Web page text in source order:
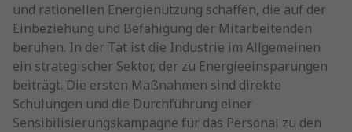
und rationellen Energienutzung schaffen, die auf der
Einbeziehung und Befähigung der Mitarbeitenden
beruhen. In der Tat ist die Industrie im Allgemeinen
ein strategischer Sektor, der zu Energieeinsparungen
beiträgt. Die ersten Maßnahmen sind direkte
Schulungen und die Durchführung einer
Sensibilisierungskampagne für das Personal zu den